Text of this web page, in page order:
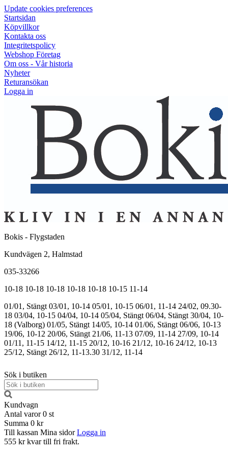
Update cookies preferences
Startsidan
Köpvillkor
Kontakta oss
Integritetspolicy
Webshop Företag
Om oss - Vår historia
Nyheter
Returansökan
Logga in
Bokis - Flygstaden
Kundvägen 2, Halmstad
035-33266
10-18 10-18 10-18 10-18 10-18 10-15 11-14
01/01, Stängt 03/01, 10-14 05/01, 10-15 06/01, 11-14 24/02, 09.30-
18 03/04, 10-15 04/04, 10-14 05/04, Stängt 06/04, Stängt 30/04, 10-
18 (Valborg) 01/05, Stängt 14/05, 10-14 01/06, Stängt 06/06, 10-13
19/06, 10-12 20/06, Stängt 21/06, 11-13 07/09, 11-14 27/09, 10-14
01/11, 11-15 14/12, 11-15 20/12, 10-16 21/12, 10-16 24/12, 10-13
25/12, Stängt 26/12, 11-13.30 31/12, 11-14
Sök i butiken
Kundvagn
Antal varor 0 st
Summa 0 kr
Till kassan Mina sidor Logga in
555 kr kvar till fri frakt.